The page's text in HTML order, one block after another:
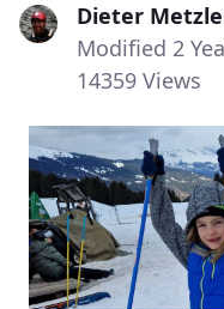
Dieter
Modified 2
14359 Views